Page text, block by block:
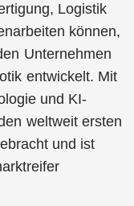
Logistik
können,
Unternehmen
entwickelt. Mit
und KI-
weltweit ersten
und ist